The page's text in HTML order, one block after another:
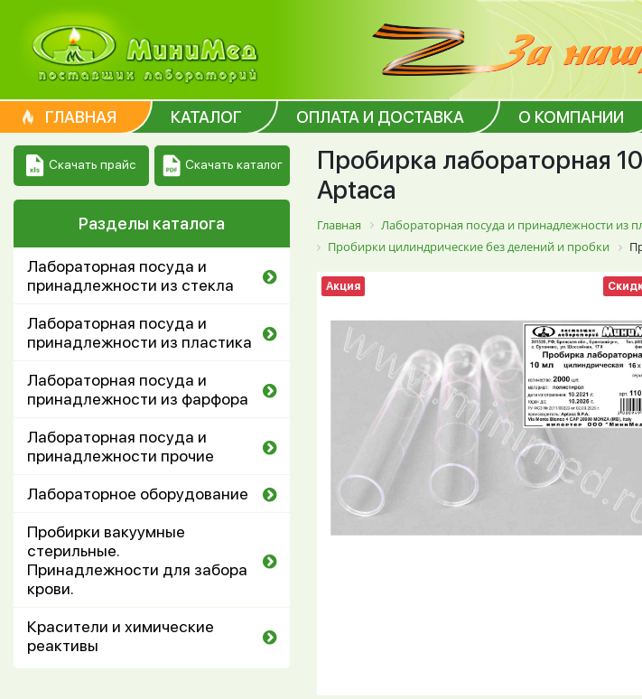
ГЛАВНАЯ КАТАЛОГ ОПЛАТА И ДОСТАВКА О КОМПАНИИ
Скачать прайс Скачать каталог
Разделы каталога
Лабораторная посуда и
принадлежности из стекла
Лабораторная посуда и
принадлежности из пластика
Лабораторная посуда и
принадлежности из фарфора
Лабораторная посуда и
принадлежности прочие
Лабораторное оборудование
Пробирки вакуумные
стерильные.
Принадлежности для забора
крови.
Красители и химические
реактивы
Пробирка лабораторная
Aptaca
Главная Лабораторная посуда и принадлежности из
Пробирки цилиндрические без делений и пробки
Акция